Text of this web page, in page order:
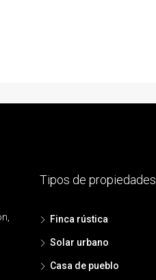
Tipos de propiedades
Finca rústica
Solar urbano
Casa de pueblo